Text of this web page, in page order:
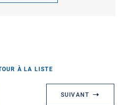
À LA LISTE
SUIVANT